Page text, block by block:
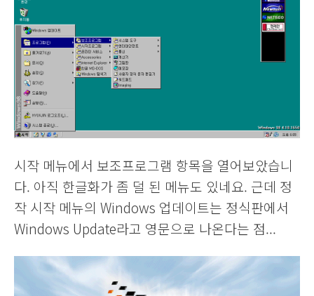
시작 메뉴에서 보조프로그램 항목을 열어보았습니
다. 아직 한글화가 좀 덜 된 메뉴도 있네요. 근데 정
작 시작 메뉴의 Windows 업데이트는 정식판에서
Windows Update라고 영문으로 나온다는 점...